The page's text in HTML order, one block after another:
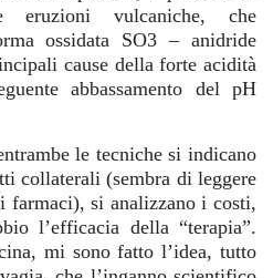
eruzioni vulcaniche, che
ossidata SO3 – anidride
cause della forte acidità
abbassamento del pH
le tecniche si indicano
collaterali (sembra di leggere
farmaci), si analizzano i costi,
l’efficacia della “terapia”.
mi sono fatto l’idea, tutto